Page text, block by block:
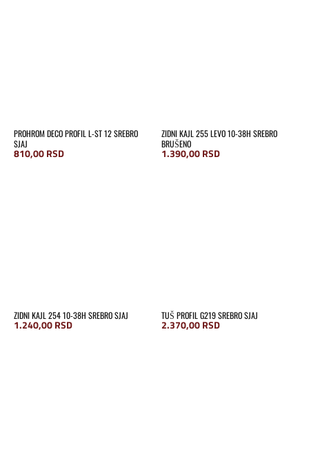
PROHROM DECO PROFIL L-ST 12 SREBRO
SJAJ
810,00RSD
ZIDNI KAJL 255 LEVO 10-38H SREBRO
BRUŠENO
1.390,00RSD
ZIDNI KAJL 254 10-38H SREBRO SJAJ
1.240,00RSD
TUŠ PROFIL G219 SREBRO SJAJ
2.370,00RSD